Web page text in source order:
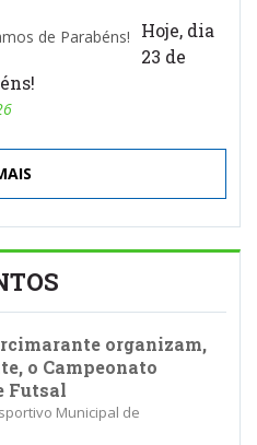
Hoje, dia
23 de
organizam,
o Campeonato
Futsal
Municipal de